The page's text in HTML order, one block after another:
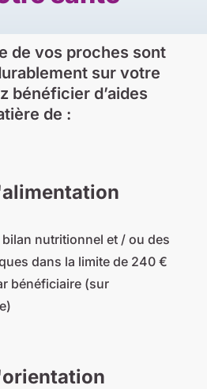
de vos proches sont
sur votre
bénéficier d’aides
de :
bilan nutritionnel et / ou des
dans la limite de 240 €
bénéficiaire (sur